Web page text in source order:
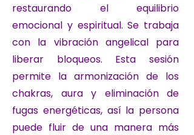
restaurando el equilibrio
emocional y espiritual. Se trabaja
con la vibración angelical para
liberar bloqueos. Esta sesión
permite la armonización de los
chakras, aura y eliminación de
fugas energéticas, así la persona
puede fluir de una manera más